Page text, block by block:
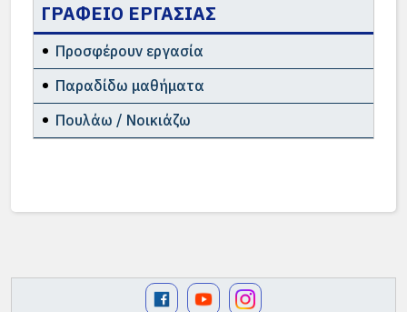
ΓΡΑΦΕΙΟ ΕΡΓΑΣΙΑΣ
Προσφέρουν εργασία
Παραδίδω μαθήματα
Πουλάω / Νοικιάζω